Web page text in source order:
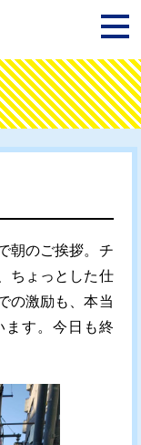
朝のご挨拶。チ
ちょっとした仕
の激励も、本当
ます。今日も終